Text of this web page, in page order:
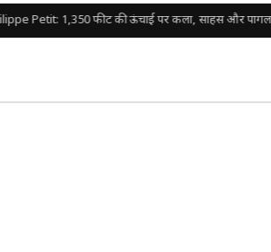
Petit: 1,350 फीट की ऊंचाई पर कला, साहस और